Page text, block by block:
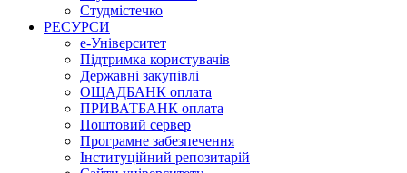
Студмістечко
РЕСУРСИ
е-Університет
Підтримка користувачів
Державні закупівлі
ОЩАДБАНК оплата
ПРИВАТБАНК оплата
Поштовий сервер
Програмне забезпечення
Інституційний репозитарій